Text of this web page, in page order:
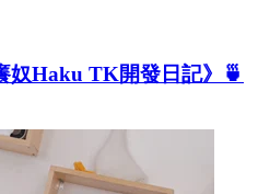
奴Haku TK開發日記》🍵